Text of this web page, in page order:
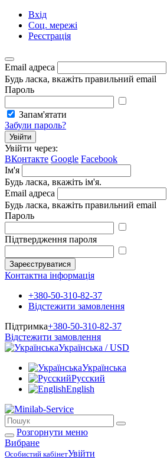
Вхід
Соц. мережі
Реєстрація
Email адреса
Будь ласка, вкажіть правильний email
Пароль
Запам'ятати
Забули пароль?
Увійти
Увійти через:
ВКонтакте Google Facebook
Ім'я
Будь ласка, вкажіть ім'я.
Email адреса
Будь ласка, вкажіть правильний email
Пароль
Підтвердження пароля
Зареєструватися
Контактна інформація
+380-50-310-82-37
Відстежити замовлення
Підтримка+380-50-310-82-37
Відстежити замовлення
Українська / USD
Українська
Русский
English
Розгорнути меню
Вибране
Особистий кабінетУвійти